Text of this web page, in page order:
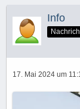
Info
17. Mai 2024 um